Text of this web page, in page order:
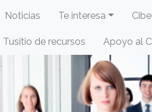
Noticias Te interesa
Tusitio de recursos Apoyo al